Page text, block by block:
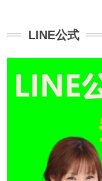
LINE公式